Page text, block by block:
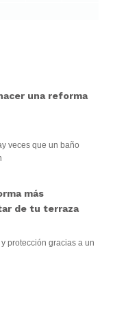
una reforma
veces que un baño
más
de tu terraza
protección gracias a un